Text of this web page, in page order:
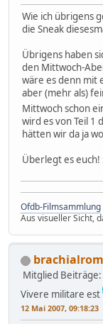
Wie ich übrigens
die Sneak
Übrigens haben
den Mittwoch-
wäre es denn mit
aber (mehr als)
Mittwoch schon
wird es von Teil 1
hätten wir da ja
Überlegt es euch!
Ofdb-Filmsammlung
Aus visueller Sicht,
Mitglied
Vivere militare est
12 Mai 2007, 09:18:23